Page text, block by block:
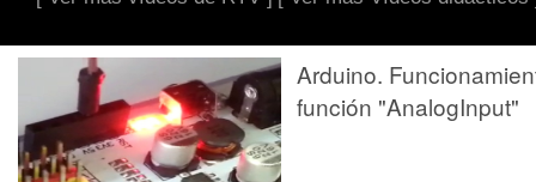
Arduino.
función "AnalogInput"